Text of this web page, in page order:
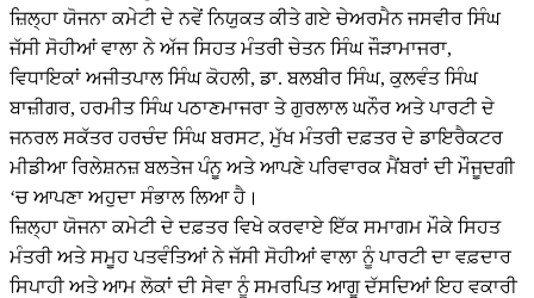
ਜ਼ਿਲ੍ਹਾ ਯੋਜਨਾ ਕਮੇਟੀ ਦੇ ਨਵੇਂ ਨਿਯੁਕਤ ਕੀਤੇ ਗਏ ਚੇਅਰਮੈਨ ਜਸਵੀਰ ਸਿੰਘ
ਜੱਸੀ ਸੋਹੀਆਂ ਵਾਲਾ ਨੇ ਅੱਜ ਸਿਹਤ ਮੰਤਰੀ ਚੇਤਨ ਸਿੰਘ ਜੌੜਾਮਾਜਰਾ,
ਵਿਧਾਇਕਾਂ ਅਜੀਤਪਾਲ ਸਿੰਘ ਕੋਹਲੀ, ਡਾ. ਬਲਬੀਰ ਸਿੰਘ, ਕੁਲਵੰਤ ਸਿੰਘ
ਬਾਜ਼ੀਗਰ, ਹਰਮੀਤ ਸਿੰਘ ਪਠਾਣਮਾਜਰਾ ਤੇ ਗੁਰਲਾਲ ਘਨੌਰ ਅਤੇ ਪਾਰਟੀ ਦੇ
ਜਨਰਲ ਸਕੱਤਰ ਹਰਚੰਦ ਸਿੰਘ ਬਰਸਟ, ਮੁੱਖ ਮੰਤਰੀ ਦਫ਼ਤਰ ਦੇ ਡਾਇਰੈਕਟਰ
ਮੀਡੀਆ ਰਿਲੇਸ਼ਨਜ਼ ਬਲਤੇਜ ਪੰਨੂ ਅਤੇ ਆਪਣੇ ਪਰਿਵਾਰਕ ਮੈਂਬਰਾਂ ਦੀ ਮੌਜੂਦਗੀ
‘ਚ ਆਪਣਾ ਅਹੁਦਾ ਸੰਭਾਲ ਲਿਆ ਹੈ।
ਜ਼ਿਲ੍ਹਾ ਯੋਜਨਾ ਕਮੇਟੀ ਦੇ ਦਫ਼ਤਰ ਵਿਖੇ ਕਰਵਾਏ ਇੱਕ ਸਮਾਗਮ ਮੌਕੇ ਸਿਹਤ
ਮੰਤਰੀ ਅਤੇ ਸਮੂਹ ਪਤਵੰਤਿਆਂ ਨੇ ਜੱਸੀ ਸੋਹੀਆਂ ਵਾਲਾ ਨੂੰ ਪਾਰਟੀ ਦਾ ਵਫ਼ਦਾਰ
ਸਿਪਾਹੀ ਅਤੇ ਆਮ ਲੋਕਾਂ ਦੀ ਸੇਵਾ ਨੂੰ ਸਮਰਪਿਤ ਆਗੂ ਦੱਸਦਿਆਂ ਇਹ ਵਕਾਰੀ